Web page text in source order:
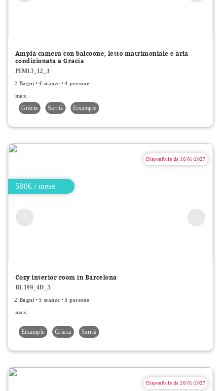
Ampia camera con balcoone, letto matrimoniale e aria
condizionata a Gracia
PIM13_12_3
2 Bagni 4 stanze 4 persone
max.
Gràcia Sarrià Eixample
Disponibile da 16/01/2027
580€ / mese
Cozy interior room in Barcelona
BL199_4D_5
2 Bagni 5 stanze 5 persone
max.
Eixample Gràcia Sarrià
Disponibile da 26/01/2027